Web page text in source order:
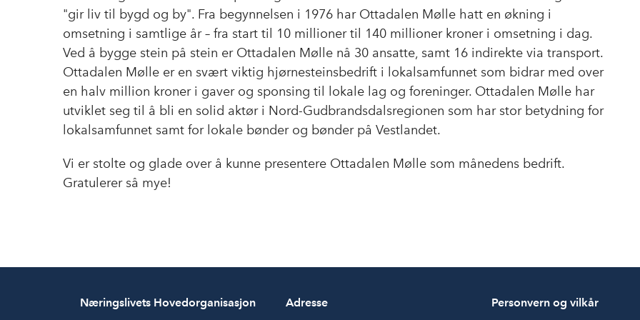
"gir liv til bygd og by". Fra begynnelsen i 1976 har Ottadalen Mølle hatt en økning i
omsetning i samtlige år – fra start til 10 millioner til 140 millioner kroner i omsetning i dag.
Ved å bygge stein på stein er Ottadalen Mølle nå 30 ansatte, samt 16 indirekte via transport.
Ottadalen Mølle er en svært viktig hjørnesteinsbedrift i lokalsamfunnet som bidrar med over
en halv million kroner i gaver og sponsing til lokale lag og foreninger. Ottadalen Mølle har
utviklet seg til å bli en solid aktør i Nord-Gudbrandsdalsregionen som har stor betydning for
lokalsamfunnet samt for lokale bønder og bønder på Vestlandet.
Vi er stolte og glade over å kunne presentere Ottadalen Mølle som månedens bedrift.
Gratulerer så mye!
Næringslivets Hovedorganisasjon Adresse Personvern og vilkår